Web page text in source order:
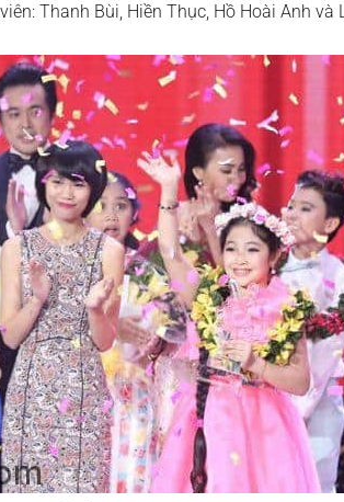
Thanh Bùi, Hiền Thục, Hồ Hoài Anh và